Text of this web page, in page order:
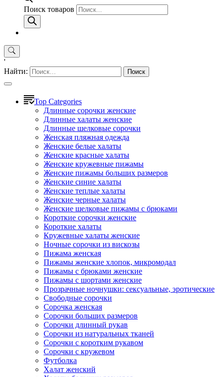
Поиск товаров
'
Найти:
Top Categories
Длинные сорочки женские
Длинные халаты женские
Длинные шелковые сорочки
Женская пляжная одежда
Женские белые халаты
Женские красные халаты
Женские кружевные пижамы
Женские пижамы больших размеров
Женские синие халаты
Женские теплые халаты
Женские черные халаты
Женские шелковые пижамы с брюками
Короткие сорочки женские
Короткие халаты
Кружевные халаты женские
Ночные сорочки из вискозы
Пижама женская
Пижамы женские хлопок, микромодал
Пижамы с брюками женские
Пижамы с шортами женские
Прозрачные ночнушки: сексуальные, эротические
Свободные сорочки
Сорочка женская
Сорочки больших размеров
Сорочки длинный рукав
Сорочки из натуральных тканей
Сорочки с коротким рукавом
Сорочки с кружевом
Футболка
Халат женский